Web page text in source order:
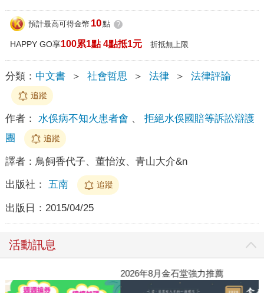
預計最高可得金幣 10點 ?
HAPPY GO享100累1點 4點抵1元 折抵無上限
分類： 中文書 ＞ 社會哲思 ＞ 法律 ＞ 法律評論
追蹤
作者： 水俁病不知火患者會 、 拒絕水俁國賠等訴訟辯護
團
追蹤
譯者： 鳥飼香代子、董怡汝、青山大介&n
出版社： 五南 追蹤
出版日： 2015/04/25
活動訊息
閱讀漫遊錄-2026上半年暢銷榜